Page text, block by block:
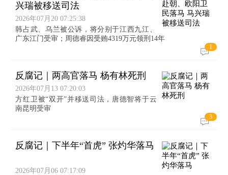
兴瑞被移送司法
2026年07月20 07:25:38
韩占武、乌兰被公诉，将分别于江西九江、
广东江门受审；周德睿因受贿4319万元领刑14年
1
反腐记｜两高官落马 杨有林死刑
2026年07月13 07:20:03
方红卫被“双开”并移送司法，唐德智将于云
南昆明受审
3
反腐记｜下半年“首虎” 张灼华落马
2026年07月06 07:17:09